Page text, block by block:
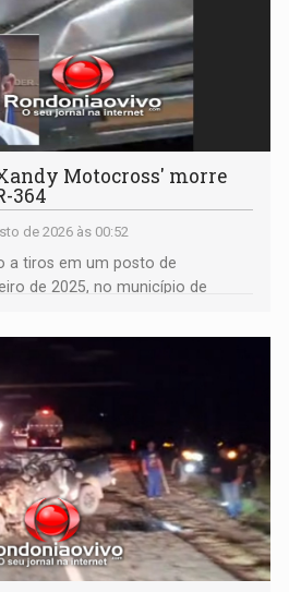
Motocross' morre
364
de 2026 às 00:52
a tiros em um posto de
de 2025, no município de